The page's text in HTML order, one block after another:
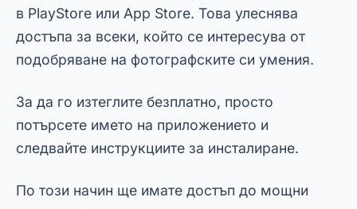
инструменти, които ще ви помогнат да
коригирате снимки на мобилния си телефон и
да подобрите изображенията с безплатни
Освен това, много от тези приложения
предлагат премиум версии с допълнителна
изберете най-добрия вариант за вашето ниво